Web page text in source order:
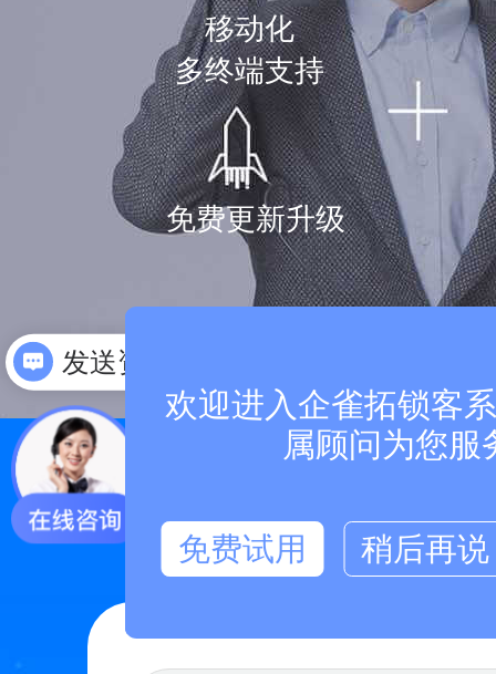
移动化
多终端支持
免费更新升级
裂变落地运
怎么收费
欢迎进入企雀拓锁客
属顾问为您服
免费试用 稍后再说